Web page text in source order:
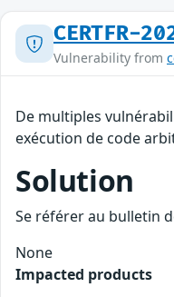
CERTFR-
Vulnerability from
De multiples
exécution de code
Solution
Se référer au bulletin
None
Impacted products